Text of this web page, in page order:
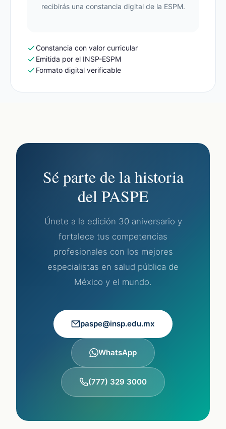
recibirás una constancia digital de la ESPM.
Constancia con valor curricular
Emitida por el INSP-ESPM
Formato digital verificable
Sé parte de la historia
del PASPE
Únete a la edición 30 aniversario y
fortalece tus competencias
profesionales con los mejores
especialistas en salud pública de
México y el mundo.
paspe@insp.edu.mx
WhatsApp
(777) 329 3000